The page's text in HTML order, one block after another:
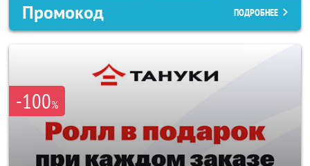
Промокод ПОДРОБНЕЕ
-100%